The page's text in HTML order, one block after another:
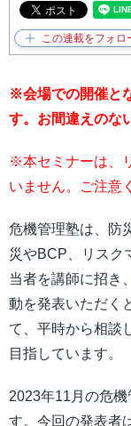
※会場での開催と
す。お間違えのな
※本セミナーは、
いません。ご注意
危機管理塾は、防
災やBCP、リスク
当者を講師に招き
動を発表いただく
て、平時から相談
目指しています。
2023年11月の危
す。今回の発表者